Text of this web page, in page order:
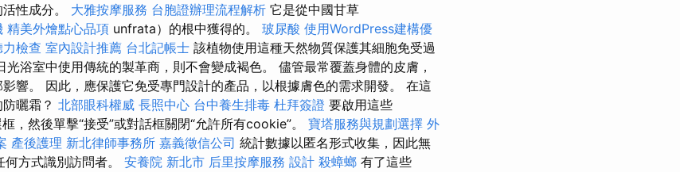
性成分。 大雅按摩服務 台胞證辦理流程解析 它是從中國甘草
精美外燴點心品項 unfrata）的根中獲得的。 玻尿酸 使用WordPress建構優
力檢查 室內設計推薦 台北記帳士 該植物使用這種天然物質保護其細胞免受過
光浴室中使用傳統的製革商，則不會變成褐色。 儘管最常覆蓋身體的皮膚，
響。 因此，應保護它免受專門設計的產品，以根據膚色的需求開發。 在這
曬霜？ 北部眼科權威 長照中心 台中養生排毒 杜拜簽證 要啟用這些
，然後單擊“接受”或對話框關閉“允許所有cookie”。 寶塔服務與規劃選擇 外
產後護理 新北律師事務所 嘉義徵信公司 統計數據以匿名形式收集，因此無
方式識別訪問者。 安養院 新北市 后里按摩服務 設計 殺蟑螂 有了這些